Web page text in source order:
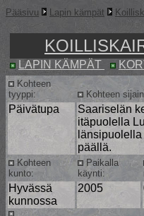
Pääsivu Lapin kämpät
LAPIN KÄMPÄT
Kohteen
tyyppi:
Kohteen
Päivätupa
Saariselän
itäpuolella
päällä.
Kohteen
kunto:
Paikalla
käynti:
Hyvässä
kunnossa
2005